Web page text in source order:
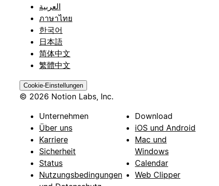
العربية
ภาษาไทย
한국어
日本語
简体中文
繁體中文
Cookie-Einstellungen
© 2026 Notion Labs, Inc.
Unternehmen
Über uns
Karriere
Sicherheit
Status
Nutzungsbedingungen
Download
iOS und Android
Mac und
Windows
Calendar
Web Clipper